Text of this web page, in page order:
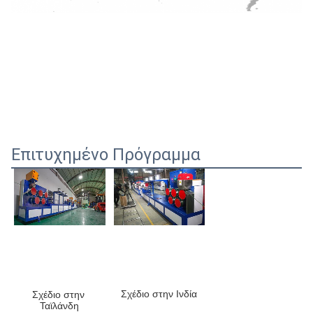
Επιτυχημένο Πρόγραμμα
Σχέδιο στην
Ταϊλάνδη
Σχέδιο στην Ινδία